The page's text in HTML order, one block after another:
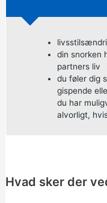
din snorken
partners liv
du føler dig
gispende
du har
alvorligt,
Hvad sker der